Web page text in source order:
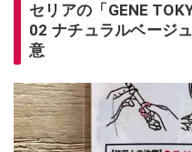
セリアの「GENE
02 ナチュラルベージ
意